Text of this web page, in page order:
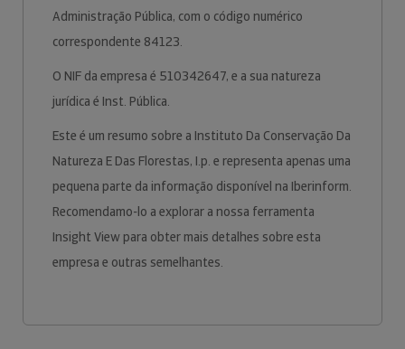
Administração Pública, com o código numérico
correspondente 84123.
O NIF da empresa é 510342647, e a sua natureza
jurídica é Inst. Pública.
Este é um resumo sobre a Instituto Da Conservação Da
Natureza E Das Florestas, I.p. e representa apenas uma
pequena parte da informação disponível na Iberinform.
Recomendamo-lo a explorar a nossa ferramenta
Insight View para obter mais detalhes sobre esta
empresa e outras semelhantes.